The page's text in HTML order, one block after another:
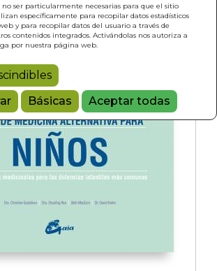
no ser particularmente necesarias para que el sitio
específicamente para recopilar datos estadísticos
y para recopilar datos del usuario a través de
contenidos integrados. Activándolas nos autoriza a
por nuestra página web.
Básicas Aceptar todas